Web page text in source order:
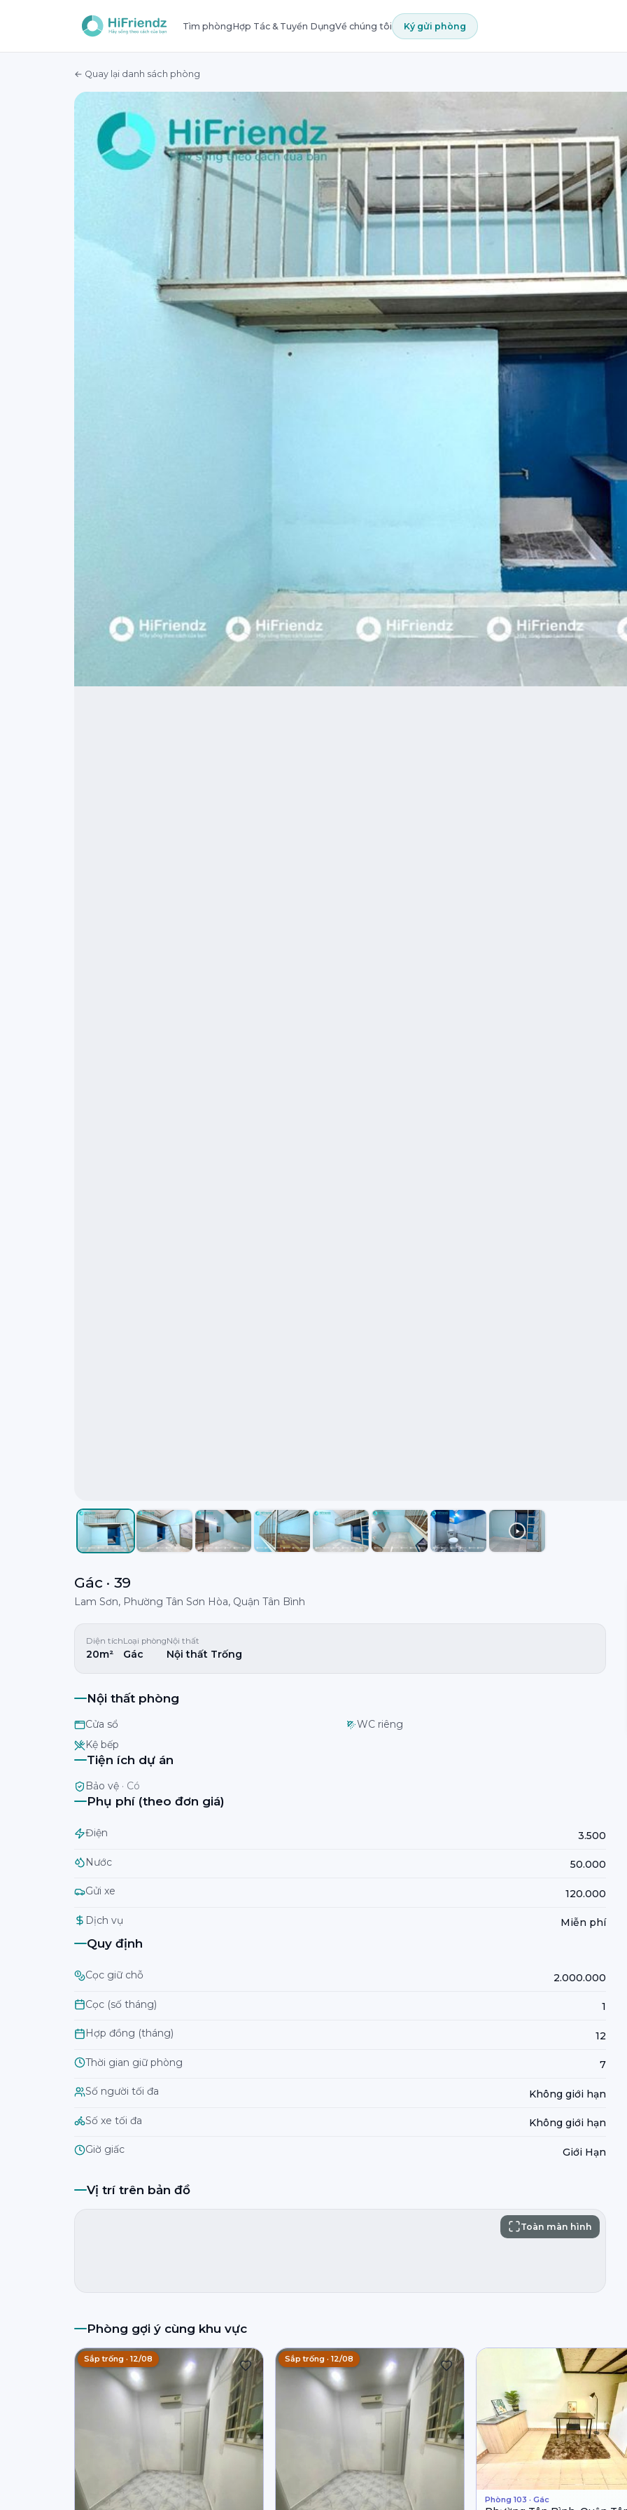
Tìm phòngHợp Tác & Tuyển DụngVề chúng tôi Ký gửi phòng
← Quay lại danh sách phòng
Gác · 39
Lam Sơn, Phường Tân Sơn Hòa, Quận Tân Bình
Diện tích
20m²
Loại phòng
Gác
Nội thất
Nội thất Trống
Nội thất phòng
Cửa sổ
WC riêng
Kệ bếp
Tiện ích dự án
Bảo vệ · Có
Phụ phí (theo đơn giá)
Điện 3.500
Nước 50.000
Gửi xe 120.000
Dịch vụ Miễn phí
Quy định
Cọc giữ chỗ 2.000.000
Cọc (số tháng) 1
Hợp đồng (tháng) 12
Thời gian giữ phòng 7
Số người tối đa Không giới hạn
Số xe tối đa Không giới hạn
Giờ giấc Giới Hạn
Vị trí trên bản đồ
Toàn màn hình
Phòng gợi ý cùng khu vực
Sắp trống · 12/08 Sắp trống · 12/08
Phòng 103 · Gác